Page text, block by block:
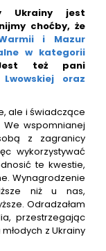
Ukrainy jest
choćby, że
i Mazur
w kategorii
też pani
oraz
ale i świadczące
wspomnianej
z zagranicy
wykorzystywać
te kwestie,
Wynagrodzenie
niż u nas,
Odradzałam
przestrzegając
z Ukrainy